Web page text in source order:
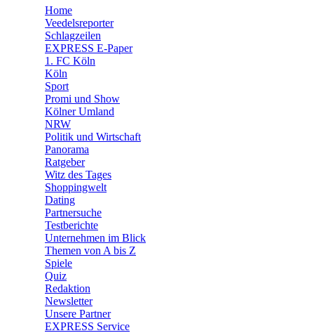
Home
Veedelsreporter
Schlagzeilen
EXPRESS E-Paper
1. FC Köln
Köln
Sport
Promi und Show
Kölner Umland
NRW
Politik und Wirtschaft
Panorama
Ratgeber
Witz des Tages
Shoppingwelt
Dating
Partnersuche
Testberichte
Unternehmen im Blick
Themen von A bis Z
Spiele
Quiz
Redaktion
Newsletter
Unsere Partner
EXPRESS Service